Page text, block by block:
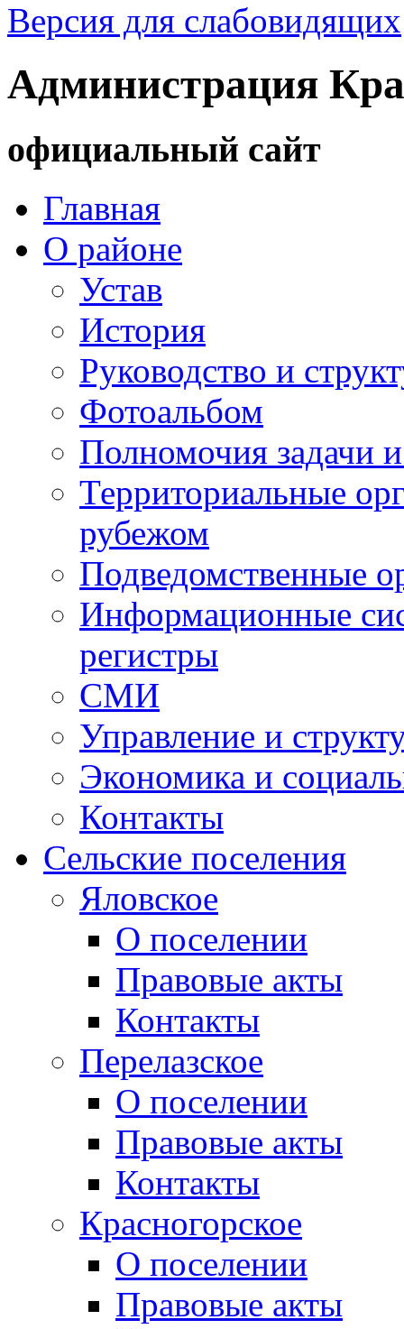
Версия для слабовидящих
Администрация
официальный сайт
Главная
О районе
Устав
История
Руководство и
Фотоальбом
Полномочия задачи
Территориальные
рубежом
Подведомственные
Информационные
регистры
СМИ
Управление и
Экономика и
Контакты
Сельские поселения
Яловское
О поселении
Правовые акты
Контакты
Перелазское
О поселении
Правовые акты
Контакты
Красногорское
О поселении
Правовые акты